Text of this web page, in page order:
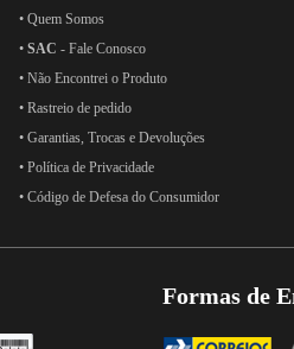
• Quem Somos
• SAC - Fale Conosco
• Não Encontrei o Produto
• Rastreio de pedido
• Garantias, Trocas e Devoluções
• Política de Privacidade
• Código de Defesa do Consumidor
Formas de